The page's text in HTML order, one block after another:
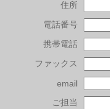
住所
電話番号
携帯電話
ファックス
email
ご担当